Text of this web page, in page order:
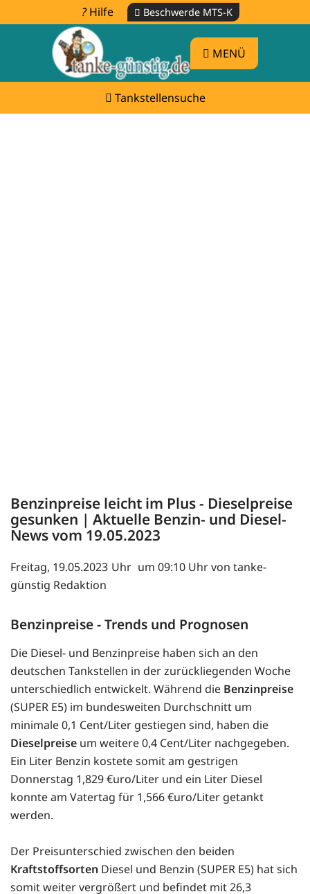
Hilfe Beschwerde MTS-K
MENÜ
Tankstellensuche
Benzinpreise leicht im Plus - Dieselpreise
gesunken | Aktuelle Benzin- und Diesel-
News vom 19.05.2023
Freitag, 19.05.2023
um 09:10 Uhr von tanke-
günstig Redaktion
Benzinpreise - Trends und Prognosen
Die Diesel- und Benzinpreise haben sich an den
deutschen Tankstellen in der zurückliegenden Woche
unterschiedlich entwickelt. Während die Benzinpreise
(SUPER E5) im bundesweiten Durchschnitt um
minimale 0,1 Cent/Liter gestiegen sind, haben die
Dieselpreise um weitere 0,4 Cent/Liter nachgegeben.
Ein Liter Benzin kostete somit am gestrigen
Donnerstag 1,829 €uro/Liter und ein Liter Diesel
konnte am Vatertag für 1,566 €uro/Liter getankt
werden.
Der Preisunterschied zwischen den beiden
Kraftstoffsorten Diesel und Benzin (SUPER E5) hat sich
somit weiter vergrößert und befindet mit 26,3